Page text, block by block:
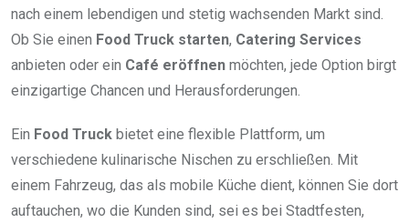
nach einem lebendigen und stetig wachsenden Markt sind.
Ob Sie einen Food Truck starten, Catering Services
anbieten oder ein Café eröffnen möchten, jede Option birgt
einzigartige Chancen und Herausforderungen.
Ein Food Truck bietet eine flexible Plattform, um
verschiedene kulinarische Nischen zu erschließen. Mit
einem Fahrzeug, das als mobile Küche dient, können Sie dort
auftauchen, wo die Kunden sind, sei es bei Stadtfesten,